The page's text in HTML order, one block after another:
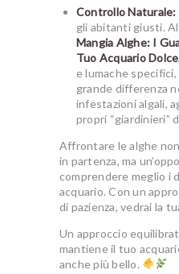
Controllo Naturale:
gli abitanti giusti.
Mangia Alghe: I
Tuo Acquario Dolce
e lumache
grande differenza
infestazioni algali,
propri “giardinieri”
Affrontare le alghe
in partenza, ma
comprendere meglio i
acquario. Con un
di pazienza, vedrai la
Un approccio
mantiene il tuo
anche più bello.